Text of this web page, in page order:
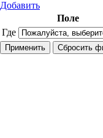
Добавить
Где
Поле